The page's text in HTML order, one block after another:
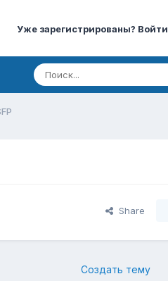
Уже зарегистрированы? Войти
Share
Создать тему